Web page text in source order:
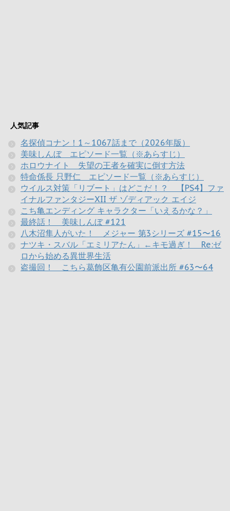
人気記事
名探偵コナン！1～1067話まで（2026年版）
美味しんぼ エピソード一覧（※あらすじ）
ホロウナイト 失望の王者を確実に倒す方法
特命係長 只野仁 エピソード一覧（※あらすじ）
ウイルス対策「リブート」はどこだ！？ 【PS4】ファ
イナルファンタジーXII ザ ゾディアック エイジ
こち亀エンディング キャラクター「いえるかな？」
最終話！ 美味しんぼ #121
八木沼隼人がいた！ メジャー 第3シリーズ #15〜16
ナツキ・スバル「エミリアたん」←キモ過ぎ！ Re:ゼ
ロから始める異世界生活
盗撮回！ こちら葛飾区亀有公園前派出所 #63〜64